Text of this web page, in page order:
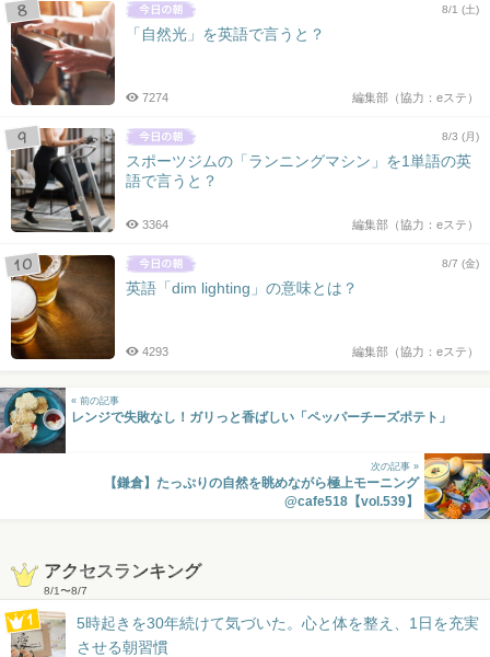
8/1 (土)
「自然光」を英語で言うと？
編集部（協力：eステ）
7274
8/3 (月)
スポーツジムの「ランニングマシン」を1単語の英
語で言うと？
編集部（協力：eステ）
3364
8/7 (金)
英語「dim lighting」の意味とは？
編集部（協力：eステ）
4293
« 前の記事
レンジで失敗なし！ガリっと香ばしい「ペッパーチーズポテト」
次の記事 »
【鎌倉】たっぷりの自然を眺めながら極上モーニング
@cafe518【vol.539】
アクセスランキング
8/1〜8/7
5時起きを30年続けて気づいた。心と体を整え、1日を充実
させる朝習慣